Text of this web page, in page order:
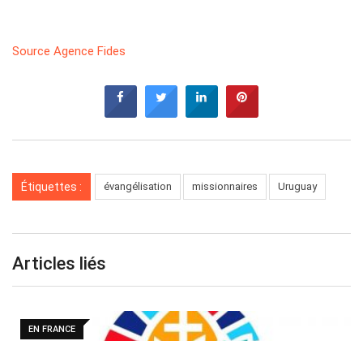
Source Agence Fides
Étiquettes : évangélisation missionnaires Uruguay
Articles liés
EN FRANCE